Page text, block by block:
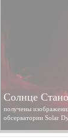
Солнце
получены
обсерватории Solar